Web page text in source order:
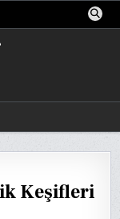
Keşifleri